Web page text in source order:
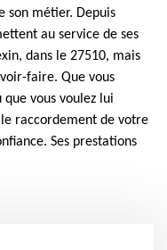
son métier. Depuis
au service de ses
dans le 27510, mais
faire. Que vous
vous voulez lui
raccordement de votre
Ses prestations